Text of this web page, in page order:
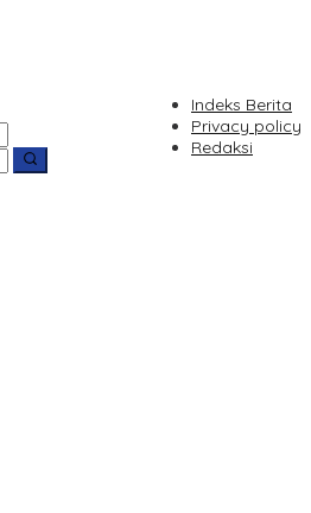
Indeks Berita
Privacy policy
Redaksi